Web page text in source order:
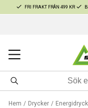
FRI FRAKT FRÅN 499 KR
Hem Drycker Energidryck